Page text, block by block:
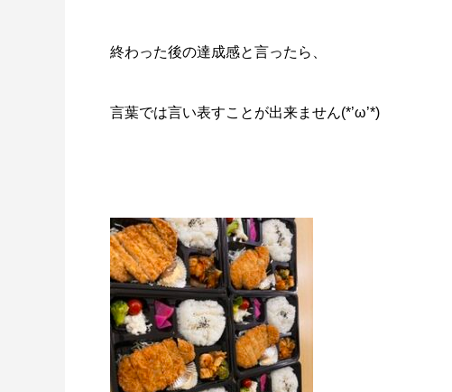
終わった後の達成感と言ったら、
言葉では言い表すことが出来ません(*’ω’*)